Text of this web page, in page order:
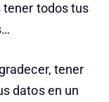
tener todos tus
tener
datos en un